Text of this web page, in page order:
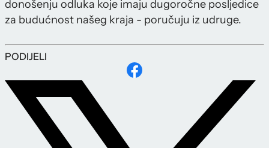
donošenju odluka koje imaju dugoročne posljedice
za budućnost našeg kraja - poručuju iz udruge.
PODIJELI